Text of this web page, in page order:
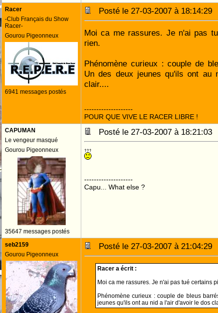
Racer
-Club Français du Show
Racer-
Gourou Pigeonneux
6941 messages postés
Posté le 27-03-2007 à
Moi ca me rassures. Je n'ai pas
rien.
Phénomène curieux : couple de
Un des deux jeunes qu'ils ont au
clair....
--------------------
POUR QUE VIVE LE RACER LIBRE !
CAPUMAN
Le vengeur masqué
Gourou Pigeonneux
35647 messages postés
Posté le 27-03-2007 à
--------------------
Capu... What else ?
seb2159
Gourou Pigeonneux
Posté le 27-03-2007 à
Racer a écrit :
Moi ca me rassures. Je n'ai pas tué certains
Phénomène curieux : couple de bleus
jeunes qu'ils ont au nid a l'air d'avoir le dos